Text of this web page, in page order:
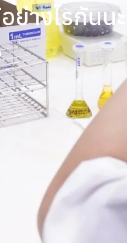
ย่างไรกันนะ